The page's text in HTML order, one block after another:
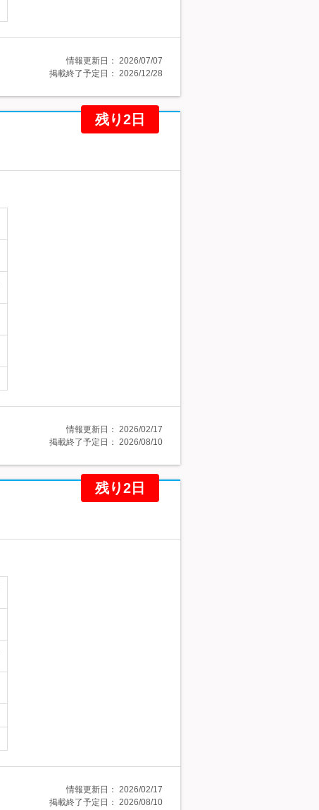
情報更新日： 2026/07/07
掲載終了予定日： 2026/12/28
残り2日
情報更新日： 2026/02/17
掲載終了予定日： 2026/08/10
残り2日
情報更新日： 2026/02/17
掲載終了予定日： 2026/08/10